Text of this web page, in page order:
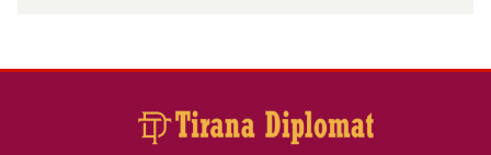
inteligjente izraelite